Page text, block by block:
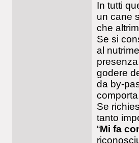
In tutti
un cane
che
Se si
al
godere
da by-
Se
tanto
“Mi fa